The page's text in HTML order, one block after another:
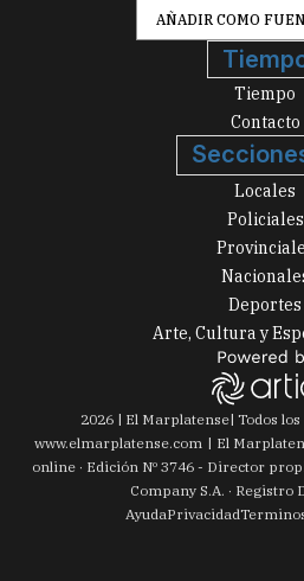
AÑADIR COMO
Tiempo
Contacto
Locales
Policiales
Deportes
Arte, Cultura y
2026| El Marplatense| Todos
www.elmarplatense.com
El
online · Edición Nº 3746- Director
Company S.A. · Registro
AyudaPrivacidad